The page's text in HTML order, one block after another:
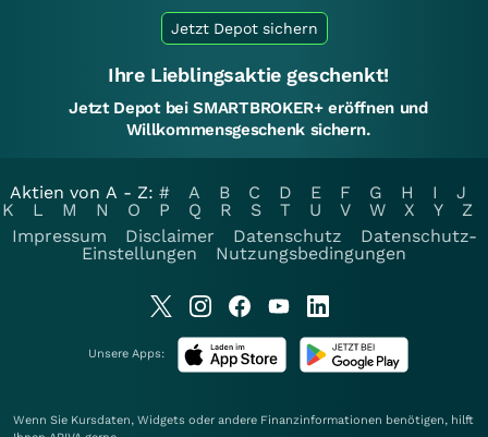
Jetzt Depot sichern
Ihre Lieblingsaktie geschenkt!
Jetzt Depot bei SMARTBROKER+ eröffnen und
Willkommensgeschenk sichern.
Aktien von A - Z: # A B C D E F G H I
J
K
L M N O P Q R S T U V W X Y
Z
Impressum
Disclaimer Datenschutz
Datenschutz-
Einstellungen
Nutzungsbedingungen
Unsere Apps:
Wenn Sie Kursdaten, Widgets oder andere Finanzinformationen benötigen, hilft